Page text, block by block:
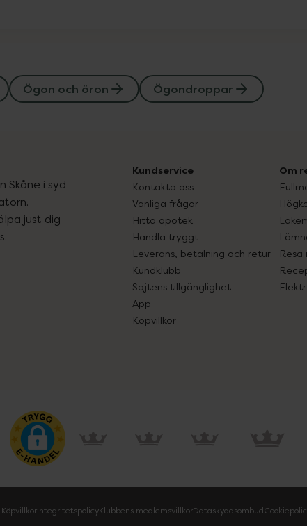
Ögon och öron Ögondroppar
Skåne i syd
just dig
Kundservice
Kontakta oss
Vanliga frågor
Hitta apotek
Handla tryggt
Leverans, betalning och retur
Kundklubb
Sajtens tillgänglighet
App
Köpvillkor
Om
KöpvillkorIntegritetspolicyKlubbens medlemsvillkorDataskyddsombud